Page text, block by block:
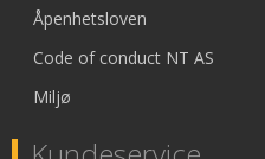
Åpenhetsloven
Code of conduct NT AS
Miljø